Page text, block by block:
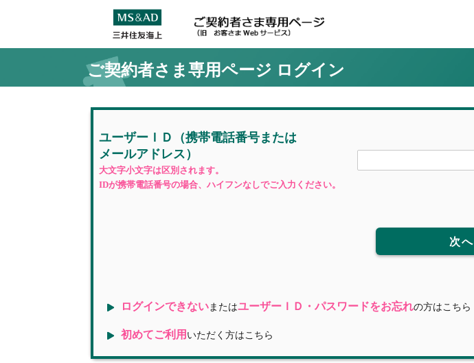
ご契約者さま専用ページ ログイン
ユーザーＩＤ （携帯電話番号または
メールアドレス）
大文字小文字は区別されます。
IDが携帯電話番号の場合、ハイフンなしでご入力ください。
次へ
ログインできないまたはユーザーＩＤ・パスワードをお忘れの方はこちら
初めてご利用 いただく方はこちら